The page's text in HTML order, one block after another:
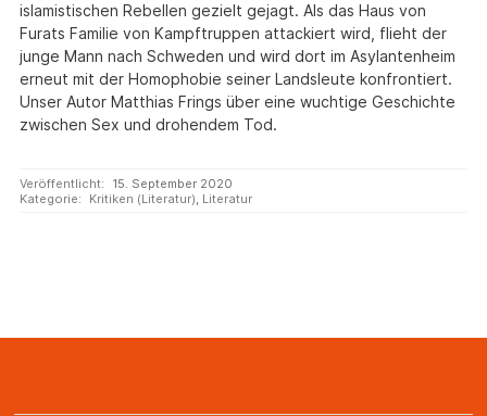
islamistischen Rebellen gezielt gejagt. Als das Haus von
Furats Familie von Kampftruppen attackiert wird, flieht der
junge Mann nach Schweden und wird dort im Asylantenheim
erneut mit der Homophobie seiner Landsleute konfrontiert.
Unser Autor Matthias Frings über eine wuchtige Geschichte
zwischen Sex und drohendem Tod.
Veröffentlicht:
15. September 2020
Kategorie:
Kritiken (Literatur), Literatur